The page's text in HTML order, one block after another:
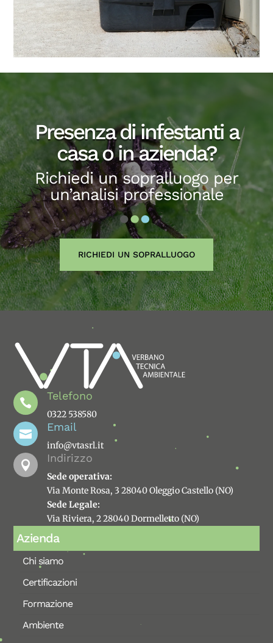
Presenza di infestanti a
casa o in azienda?
Richiedi un sopralluogo per
un’analisi professionale
RICHIEDI UN SOPRALLUOGO

Telefono
0322 538580

Email
info@vtasrl.it

Indirizzo
Sede operativa:
Via Monte Rosa, 3 28040 Oleggio Castello (NO)
Sede Legale:
Via Riviera, 2 28040 Dormelletto (NO)
Azienda
Chi siamo
Certificazioni
Formazione
Ambiente